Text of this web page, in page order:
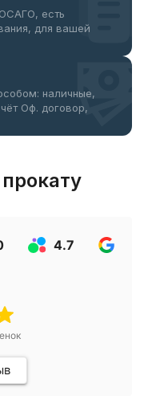
есть
для вашей
наличные,
Оф. договор,
4.7